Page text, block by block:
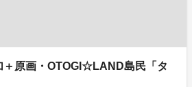
原画・OTOGI☆LAND島民「タ